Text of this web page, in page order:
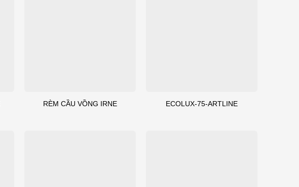
RÈM CẦU VỒNG IRNE ECOLUX-75-ARTLINE